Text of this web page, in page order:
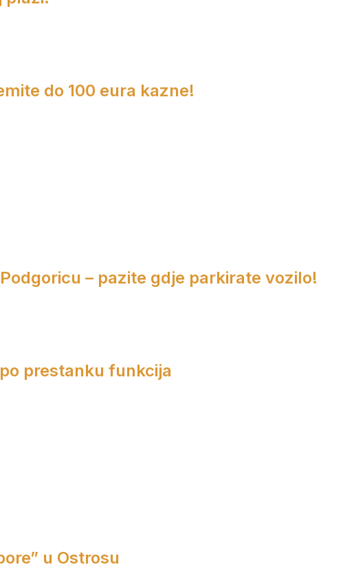
do 100 eura kazne!
– pazite gdje parkirate vozilo!
prestanku funkcija
u Ostrosu